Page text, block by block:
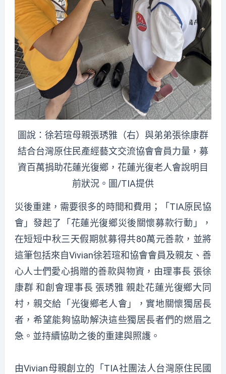
圖說：徐若瑄母親張琇雅（右）與弟弟張徐康群
結合台灣原住民產經藝文交流協會會員力量，募
資百萬捐助花蓮光復鄉，花蓮光復老人會說明目
前狀況。圖/TIA提供
災後重建，需要很多的時間和費用；「TIA原民協
會」發起了「花蓮光復鄉災後關懷募款行動」，
在短短中秋三天假期就募得共80萬元善款，並將
這筆包括來自Vivian徐若瑄和協會會員及親友、善
心人士們愛心捐贈的善款與物資，由理事長 張徐
康群 和創會理事長 張琇雅 親赴花蓮光復鄉大同
村，親交給「光復鄉老人會」，實地關懷獨居長
者，希望能夠協助解決這些獨居長者們的燃眉之
急。並持續協助之後的重建與照護。
由Vivian母親創立的「TIA社團法人台灣原住民國